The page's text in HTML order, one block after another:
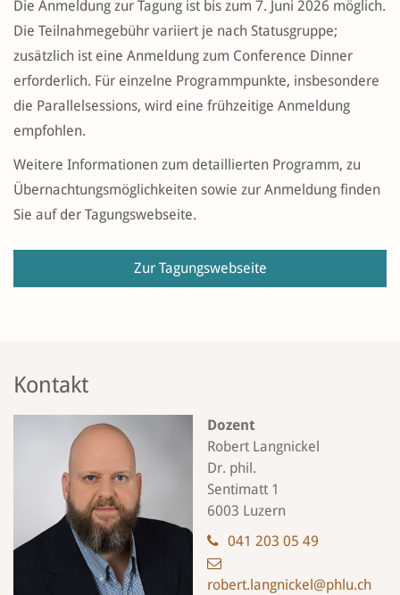
Die Anmeldung zur Tagung ist bis zum 7. Juni 2026 möglich.
Die Teilnahmegebühr variiert je nach Statusgruppe;
zusätzlich ist eine Anmeldung zum Conference Dinner
erforderlich. Für einzelne Programmpunkte, insbesondere
die Parallelsessions, wird eine frühzeitige Anmeldung
empfohlen.
Weitere Informationen zum detaillierten Programm, zu
Übernachtungsmöglichkeiten sowie zur Anmeldung finden
Sie auf der Tagungswebseite.
Zur Tagungswebseite
Kontakt
Dozent
Robert Langnickel
Dr. phil.
Sentimatt 1
6003 Luzern
041 203 05 49
robert.langnickel@phlu.ch